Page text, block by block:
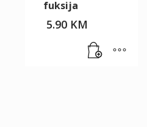
fuksija
5.90 KM